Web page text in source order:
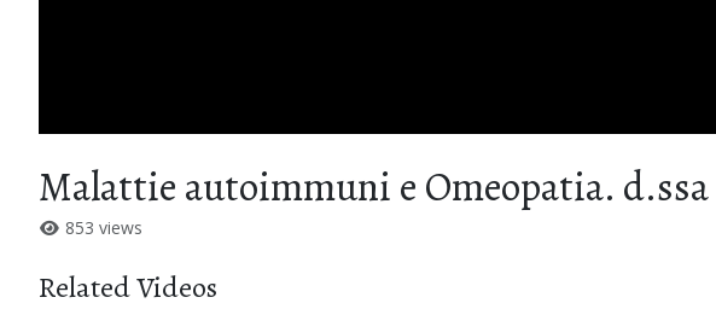
Malattie autoimmuni e Omeopatia.
853 views
Related Videos